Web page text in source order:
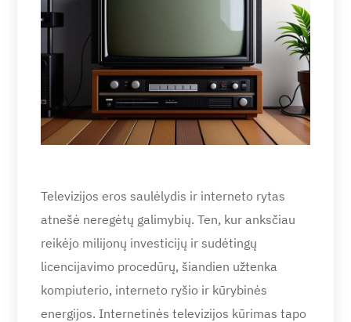
Televizijos eros saulėlydis ir interneto rytas
atnešė neregėtų galimybių. Ten, kur anksčiau
reikėjo milijonų investicijų ir sudėtingų
licencijavimo procedūrų, šiandien užtenka
kompiuterio, interneto ryšio ir kūrybinės
energijos. Internetinės televizijos kūrimas tapo